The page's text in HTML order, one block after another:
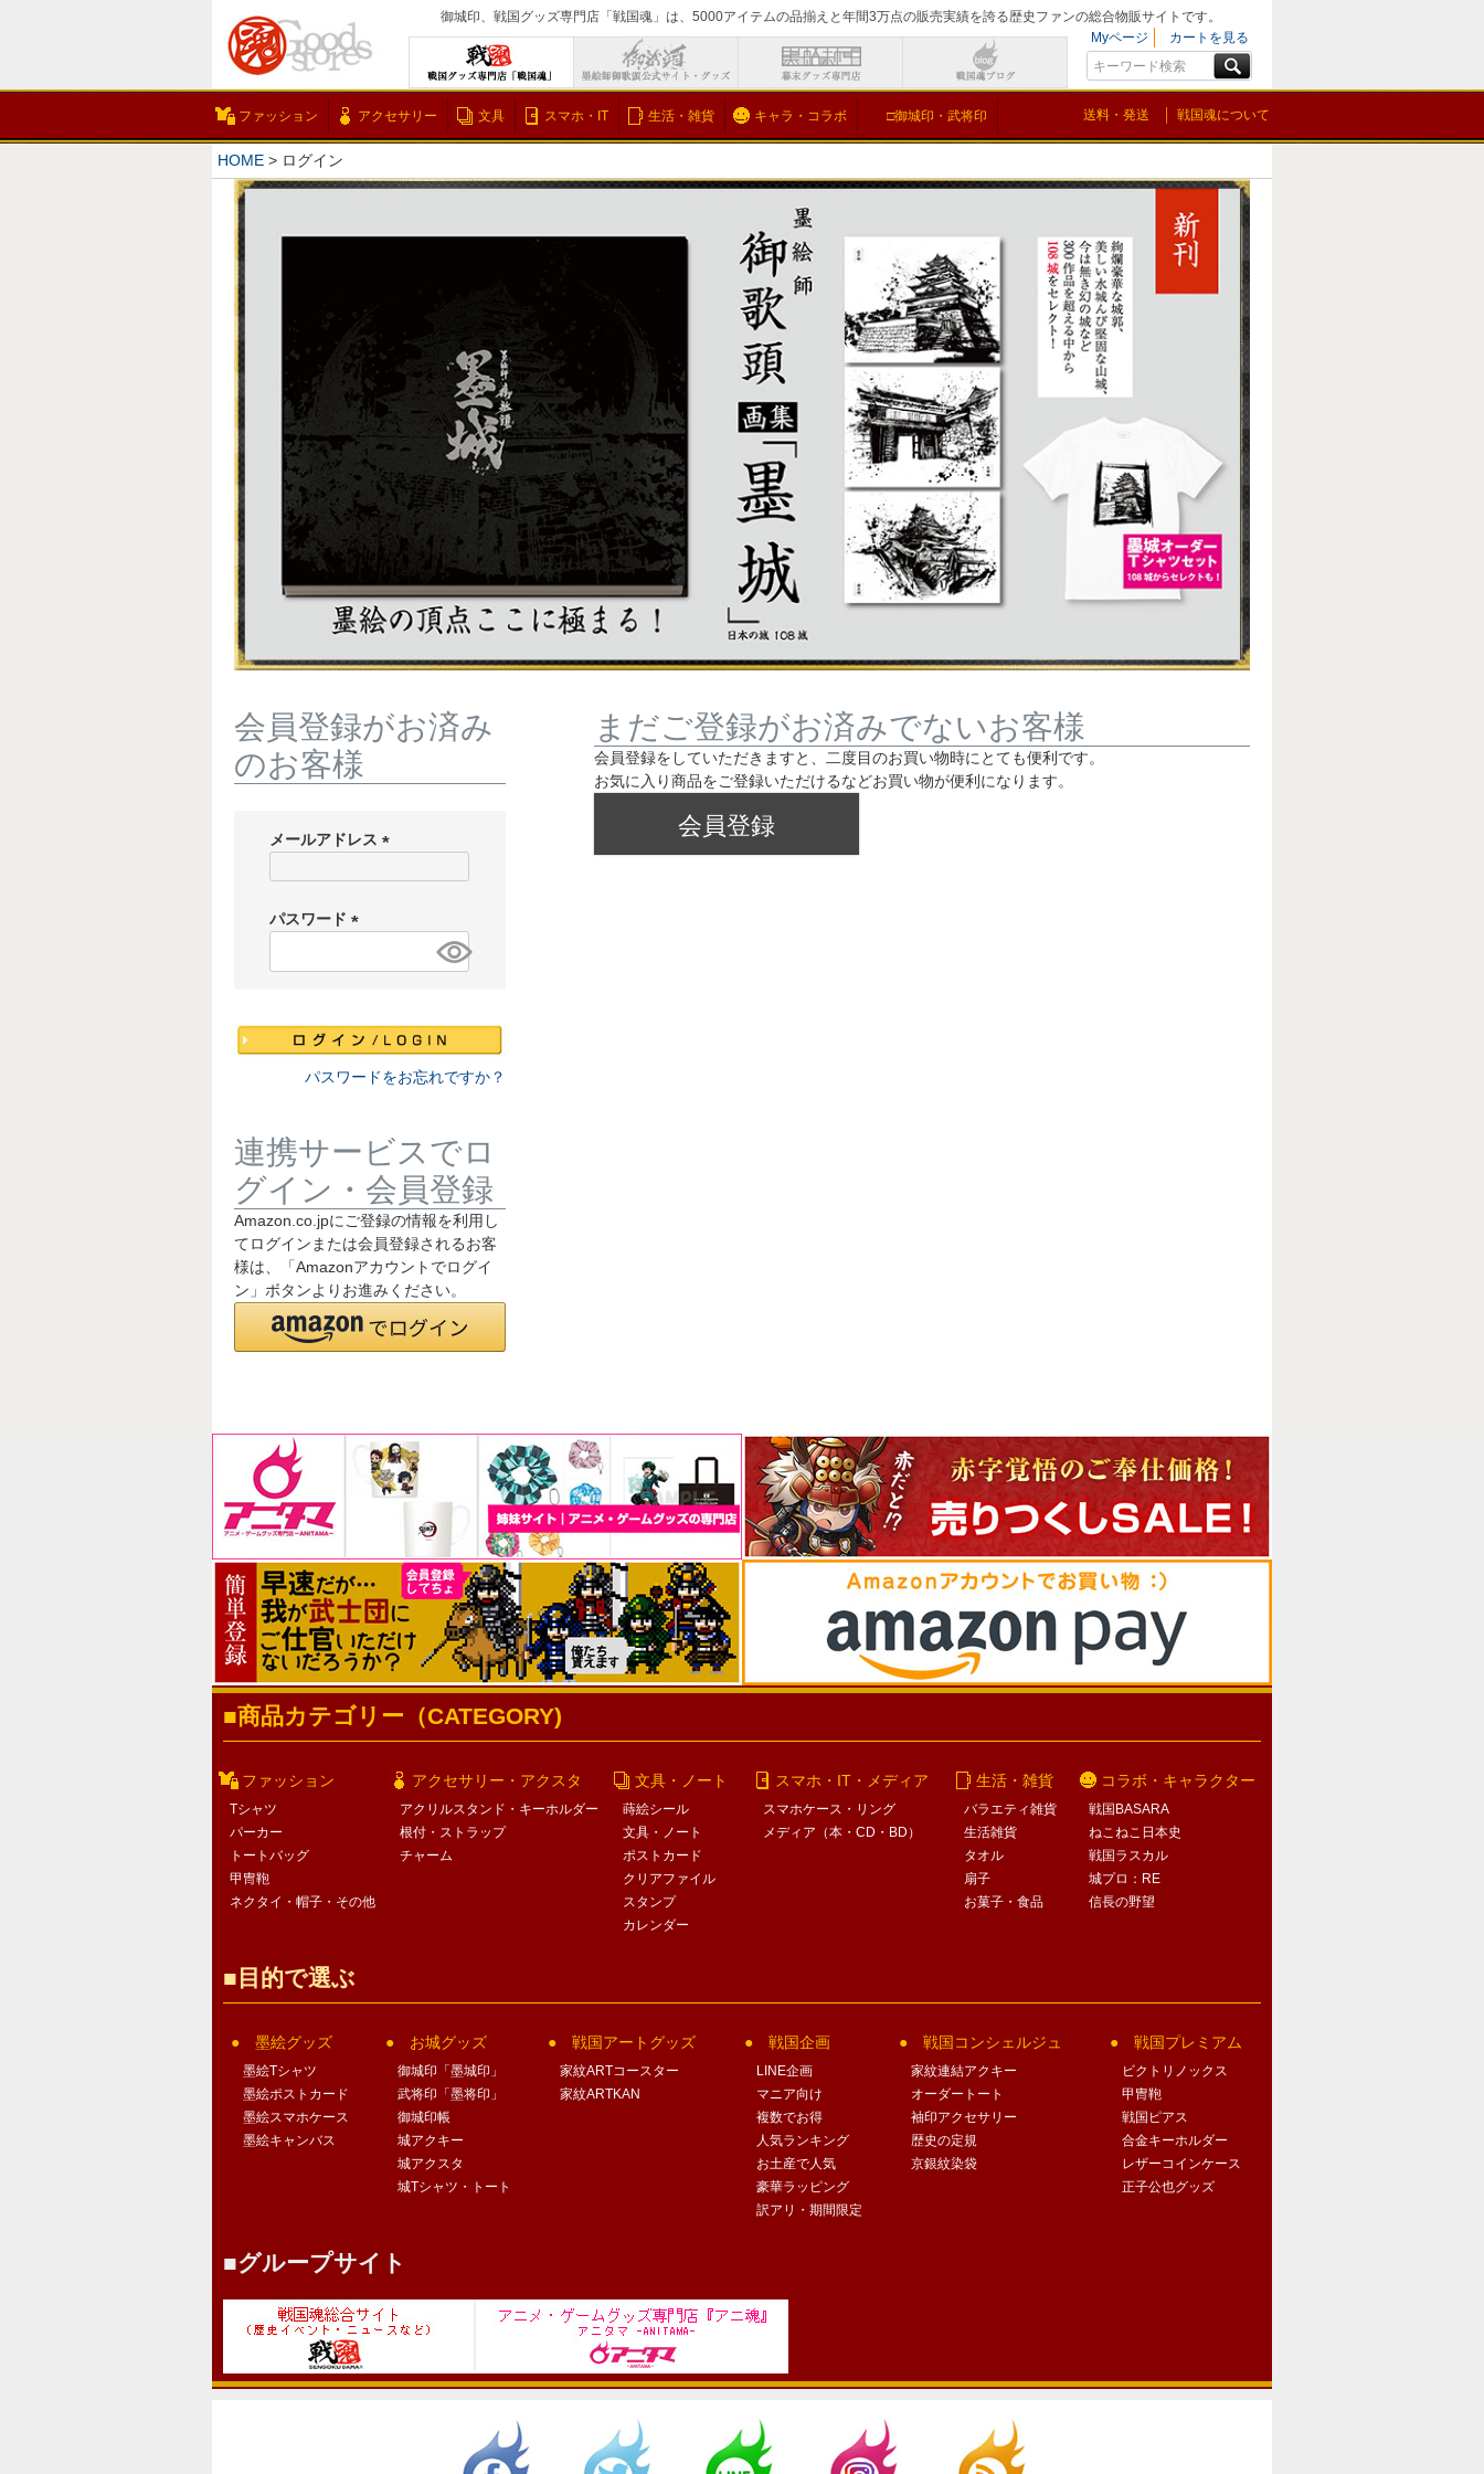
御城印、戦国グッズ専門店「戦国魂」は、5000アイテムの品揃えと年間3万点の販売実績を誇る歴史ファンの総合物販サイトです。
Myページ
カートを見る
検索
ファッション アクセサリー 文具 スマホ・IT 生活・雑貨 キャラ・コラボ □御城印・武将印 送料・発送 戦国魂について
HOME ログイン
会員登録がお済み
のお客様
メールアドレス
)
パスワード
必
パスワードをお忘れですか？
連携サービスでロ
グイン・会員登録
Amazon.co.jpにご登録の情報を利用し
てログインまたは会員登録されるお客
様は、「Amazonアカウントでログイ
ン」ボタンよりお進みください。
まだご登録がお済みでないお客様
会員登録をしていただきますと、二度目のお買い物時にとても便利です。
お気に入り商品をご登録いただけるなどお買い物が便利になります。
会員登録
商品カテゴリー（CATEGORY)
ファッション
Tシャツ
パーカー
トートバッグ
甲冑鞄
ネクタイ・帽子・その他
アクセサリー・アクスタ
アクリルスタンド・キーホルダー
根付・ストラップ
チャーム
文具・ノート
蒔絵シール
文具・ノート
ポストカード
クリアファイル
スタンプ
カレンダー
スマホ・IT・メディア
スマホケース・リング
メディア（本・CD・BD）
生活・雑貨
バラエティ雑貨
生活雑貨
タオル
扇子
お菓子・食品
コラボ・キャラクター
戦国BASARA
ねこねこ日本史
戦国ラスカル
城プロ：RE
信長の野望
目的で選ぶ
墨絵グッズ
墨絵Tシャツ
墨絵ポストカード
墨絵スマホケース
墨絵キャンバス
お城グッズ
御城印「墨城印」
武将印「墨将印」
御城印帳
城アクキー
城アクスタ
城Tシャツ・トート
戦国アートグッズ
家紋ARTコースター
家紋ARTKAN
戦国企画
LINE企画
マニア向け
複数でお得
人気ランキング
お土産で人気
豪華ラッピング
訳アリ・期間限定
戦国コンシェルジュ
家紋連結アクキー
オーダートート
袖印アクセサリー
歴史の定規
京銀紋染袋
戦国プレミアム
ビクトリノックス
甲冑鞄
戦国ピアス
合金キーホルダー
レザーコインケース
正子公也グッズ
グループサイト